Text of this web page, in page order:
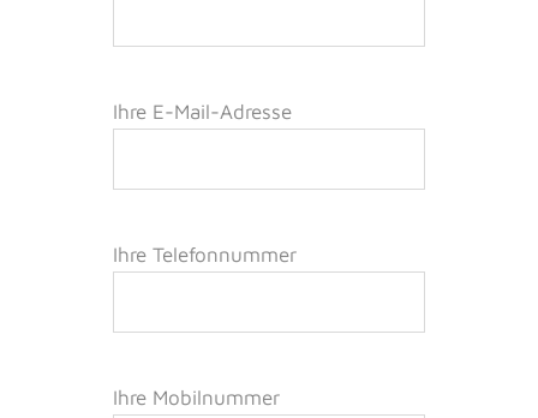
Ihre E-Mail-Adresse
Ihre Telefonnummer
Ihre Mobilnummer